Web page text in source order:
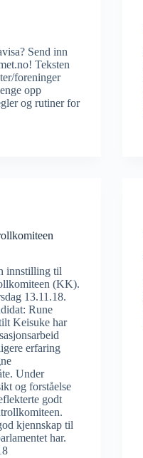
Send inn
Teksten
foreninger
opp
og rutiner for
innstilling til
(KK).
13.11.18.
Rune
Keisuke har
erfaring
Under
og forståelse
godt
kjennskap til
har.